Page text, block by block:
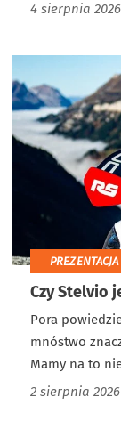
4 sierpnia 2026
Czy Stelvio
Pora
mnóstwo
Mamy na to
2 sierpnia 2026